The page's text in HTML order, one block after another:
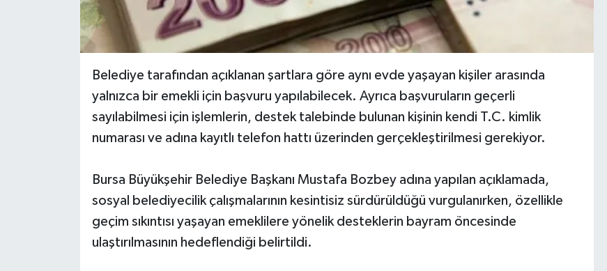
Belediye tarafından açıklanan şartlara göre aynı evde yaşayan kişiler arasında
yalnızca bir emekli için başvuru yapılabilecek. Ayrıca başvuruların geçerli
sayılabilmesi için işlemlerin, destek talebinde bulunan kişinin kendi T.C. kimlik
numarası ve adına kayıtlı telefon hattı üzerinden gerçekleştirilmesi gerekiyor.
Bursa Büyükşehir Belediye Başkanı Mustafa Bozbey adına yapılan açıklamada,
sosyal belediyecilik çalışmalarının kesintisiz sürdürüldüğü vurgulanırken, özellikle
geçim sıkıntısı yaşayan emeklilere yönelik desteklerin bayram öncesinde
ulaştırılmasının hedeflendiği belirtildi.